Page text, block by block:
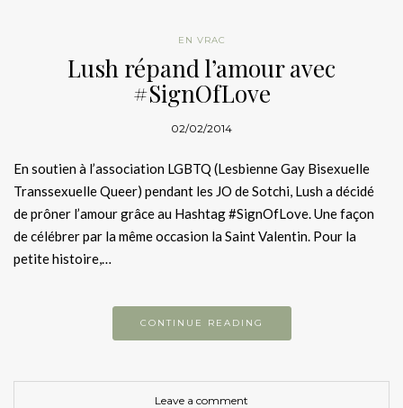
EN VRAC
Lush répand l’amour avec
#SignOfLove
02/02/2014
En soutien à l’association LGBTQ (Lesbienne Gay Bisexuelle
Transsexuelle Queer) pendant les JO de Sotchi, Lush a décidé
de prôner l’amour grâce au Hashtag #SignOfLove. Une façon
de célébrer par la même occasion la Saint Valentin. Pour la
petite histoire,…
CONTINUE READING
Leave a comment